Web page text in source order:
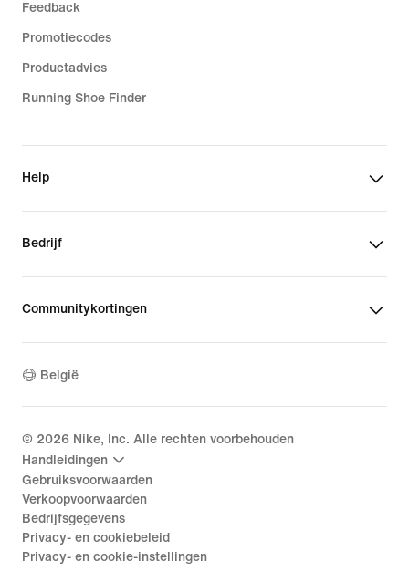
Feedback
Promotiecodes
Productadvies
Running Shoe Finder
Help
Bedrijf
Communitykortingen
België
© 2026 Nike, Inc. Alle rechten voorbehouden
Handleidingen
Gebruiksvoorwaarden
Verkoopvoorwaarden
Bedrijfsgegevens
Privacy- en cookiebeleid
Privacy- en cookie-instellingen